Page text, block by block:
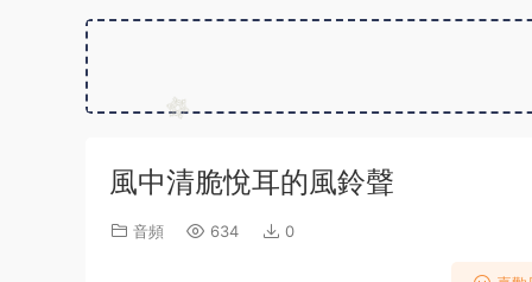
風中清脆悅耳的風鈴聲
音頻 634 0